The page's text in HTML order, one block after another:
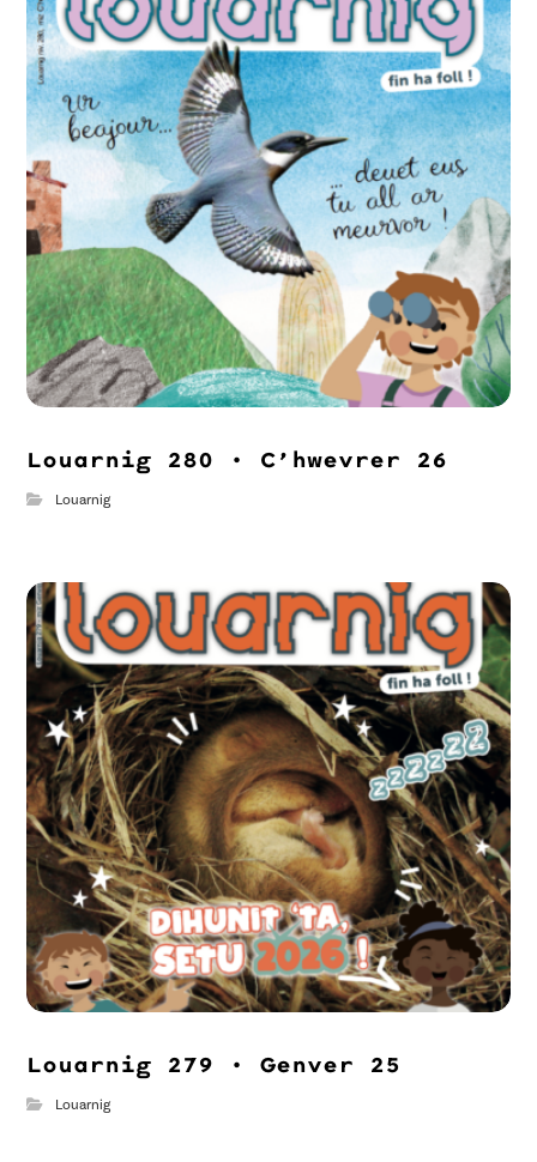
Louarnig 280 • C’hwevrer 26
Louarnig
Louarnig 279 • Genver 25
Louarnig